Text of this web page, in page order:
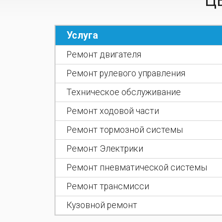
Услуга
Ремонт двигателя
Ремонт рулевого управления
Техническое обслуживание
Ремонт ходовой части
Ремонт тормозной системы
Ремонт Электрики
Ремонт пневматической сиcтемы
Ремонт трансмисси
Кузовной ремонт